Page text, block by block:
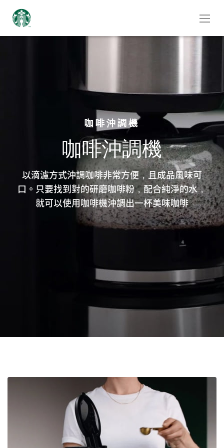
咖啡沖調機
咖啡沖調機
以滴濾方式沖調咖啡非常方便，且成品風味可
口。只要找到對的研磨咖啡粉，配合純淨的水，
就可以使用咖啡機沖調出一杯美味咖啡